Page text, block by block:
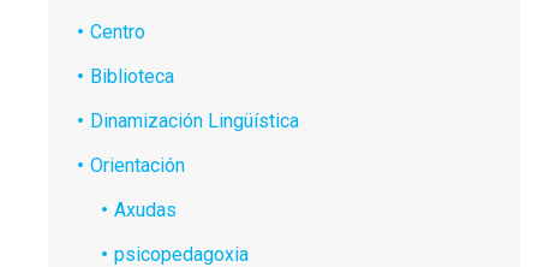
Centro
Biblioteca
Dinamización Lingüística
Orientación
Axudas
psicopedagoxia